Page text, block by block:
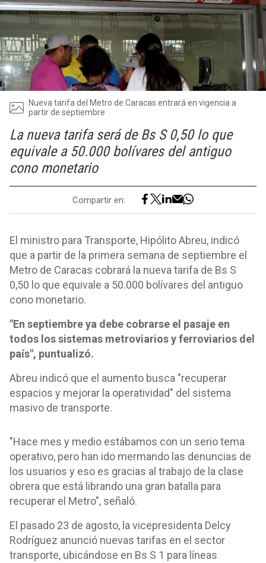
Nueva tarifa del Metro de Caracas entrará en vigencia a
partir de septiembre
La nueva tarifa será de Bs S 0,50 lo que
equivale a 50.000 bolívares del antiguo
cono monetario
Compartir en:
El ministro para Transporte, Hipólito Abreu, indicó
que a partir de la primera semana de septiembre el
Metro de Caracas cobrará la nueva tarifa de Bs S
0,50 lo que equivale a 50.000 bolívares del antiguo
cono monetario.
"En septiembre ya debe cobrarse el pasaje en
todos los sistemas metroviarios y ferroviarios del
país", puntualizó.
Abreu indicó que el aumento busca "recuperar
espacios y mejorar la operatividad" del sistema
masivo de transporte.
"Hace mes y medio estábamos con un serio tema
operativo, pero han ido mermando las denuncias de
los usuarios y eso es gracias al trabajo de la clase
obrera que está librando una gran batalla para
recuperar el Metro", señaló.
El pasado 23 de agosto, la vicepresidenta Delcy
Rodríguez anunció nuevas tarifas en el sector
transporte, ubicándose en Bs S 1 para líneas